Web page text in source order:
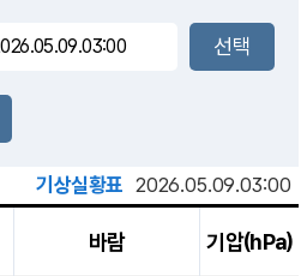
장호원
기상실황표 2026.05.09.03:00
바람 기압(hPa)